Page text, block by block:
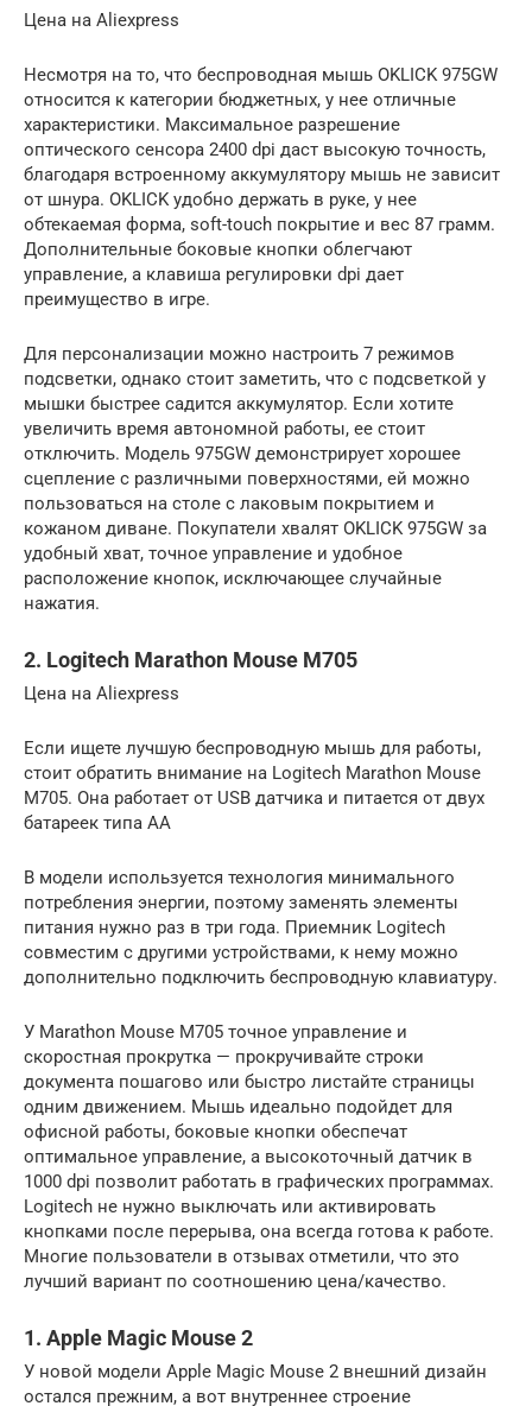
Цена на Aliexpress
Несмотря на то, что беспроводная мышь OKLICK 975GW
относится к категории бюджетных, у нее отличные
характеристики. Максимальное разрешение
оптического сенсора 2400 dpi даст высокую точность,
благодаря встроенному аккумулятору мышь не зависит
от шнура. OKLICK удобно держать в руке, у нее
обтекаемая форма, soft-touch покрытие и вес 87 грамм.
Дополнительные боковые кнопки облегчают
управление, а клавиша регулировки dpi дает
преимущество в игре.
Для персонализации можно настроить 7 режимов
подсветки, однако стоит заметить, что с подсветкой у
мышки быстрее садится аккумулятор. Если хотите
увеличить время автономной работы, ее стоит
отключить. Модель 975GW демонстрирует хорошее
сцепление с различными поверхностями, ей можно
пользоваться на столе с лаковым покрытием и
кожаном диване. Покупатели хвалят OKLICK 975GW за
удобный хват, точное управление и удобное
расположение кнопок, исключающее случайные
нажатия.
2. Logitech Marathon Mouse M705
Цена на Aliexpress
Если ищете лучшую беспроводную мышь для работы,
стоит обратить внимание на Logitech Marathon Mouse
M705. Она работает от USB датчика и питается от двух
батареек типа АА
В модели используется технология минимального
потребления энергии, поэтому заменять элементы
питания нужно раз в три года. Приемник Logitech
совместим с другими устройствами, к нему можно
дополнительно подключить беспроводную клавиатуру.
У Marathon Mouse M705 точное управление и
скоростная прокрутка — прокручивайте строки
документа пошагово или быстро листайте страницы
одним движением. Мышь идеально подойдет для
офисной работы, боковые кнопки обеспечат
оптимальное управление, а высокоточный датчик в
1000 dpi позволит работать в графических программах.
Logitech не нужно выключать или активировать
кнопками после перерыва, она всегда готова к работе.
Многие пользователи в отзывах отметили, что это
лучший вариант по соотношению цена/качество.
1. Apple Magic Mouse 2
У новой модели Apple Magic Mouse 2 внешний дизайн
остался прежним, а вот внутреннее строение